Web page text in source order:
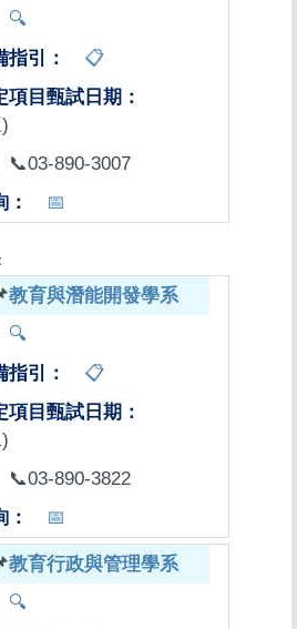
🔍
📋
📞03-890-3007
📅
教育與潛能開發學系
🔍
📋
📞03-890-3822
📅
教育行政與管理學系
🔍